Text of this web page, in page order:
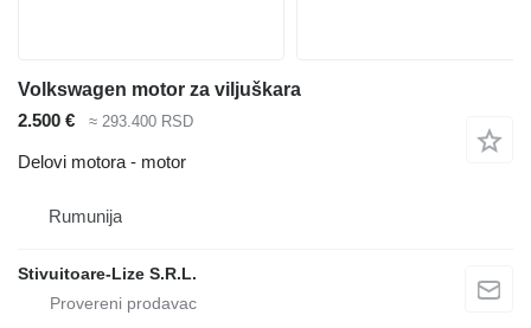
Volkswagen motor za viljuškara
2.500 €
≈ 293.400 RSD
Delovi motora - motor
Rumunija
Stivuitoare-Lize S.R.L.